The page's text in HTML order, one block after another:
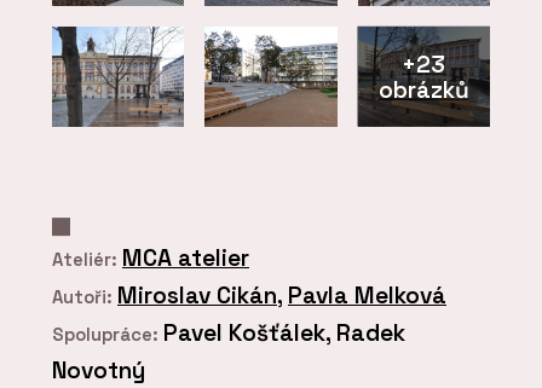
+23
obrázků
Ateliér: MCA atelier
Autoři: Miroslav Cikán, Pavla Melková
Spolupráce: Pavel Košťálek, Radek
Novotný